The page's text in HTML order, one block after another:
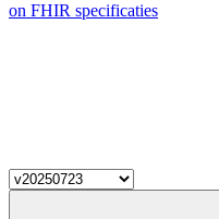
on FHIR specificaties